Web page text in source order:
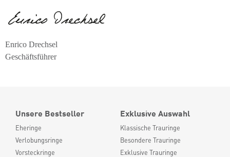
Enrico Drechsel
Geschäftsführer
Unsere Bestseller
Eheringe
Verlobungsringe
Vorsteckringe
Exklusive Auswahl
Klassische Trauringe
Besondere Trauringe
Exklusive Trauringe